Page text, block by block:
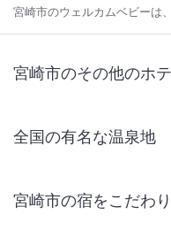
宮崎市のウェルカムベビーは
宮崎市のその他のホ
全国の有名な温泉地
宮崎市の宿をこだわ